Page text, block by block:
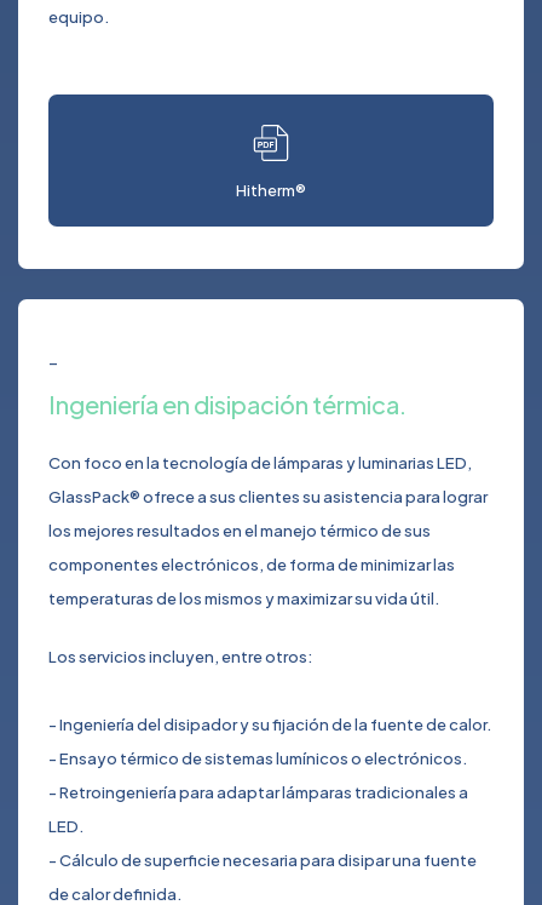
equipo.
Hitherm®
Ingeniería en disipación térmica.
Con foco en la tecnología de lámparas y luminarias LED,
GlassPack® ofrece a sus clientes su asistencia para lograr
los mejores resultados en el manejo térmico de sus
componentes electrónicos, de forma de minimizar las
temperaturas de los mismos y maximizar su vida útil.
Los servicios incluyen, entre otros:
- Ingeniería del disipador y su fijación de la fuente de calor.
- Ensayo térmico de sistemas lumínicos o electrónicos.
- Retroingeniería para adaptar lámparas tradicionales a
LED.
- Cálculo de superficie necesaria para disipar una fuente
de calor definida.